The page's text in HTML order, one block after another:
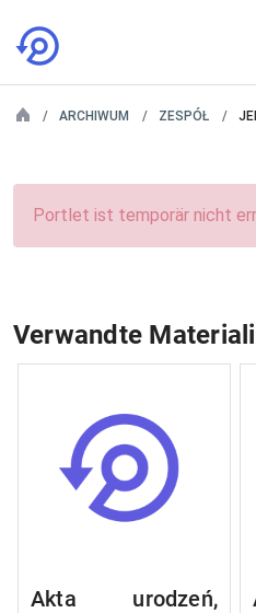
ARCHIWUM ZESPÓŁ
Portlet ist temporär nicht
Verwandte
Akta urodzeń,